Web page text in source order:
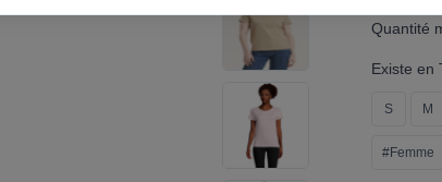
Quantité
Existe en
S M
#Femme